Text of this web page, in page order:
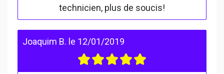
technicien, plus de soucis!
Joaquim B. le 12/01/2019